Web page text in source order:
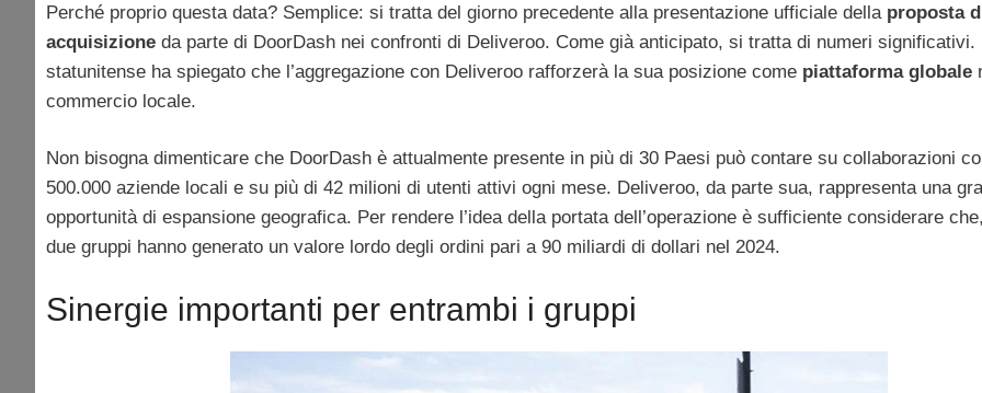
Perché proprio questa data? Semplice: si tratta del giorno precedente alla presentazione ufficiale della proposta
acquisizione da parte di DoorDash nei confronti di Deliveroo. Come già anticipato, si tratta di numeri significativi.
statunitense ha spiegato che l’aggregazione con Deliveroo rafforzerà la sua posizione come piattaforma globale
commercio locale.
Non bisogna dimenticare che DoorDash è attualmente presente in più di 30 Paesi può contare su collaborazioni
500.000 aziende locali e su più di 42 milioni di utenti attivi ogni mese. Deliveroo, da parte sua, rappresenta una
opportunità di espansione geografica. Per rendere l’idea della portata dell’operazione è sufficiente considerare
due gruppi hanno generato un valore lordo degli ordini pari a 90 miliardi di dollari nel 2024.
Sinergie importanti per entrambi i gruppi